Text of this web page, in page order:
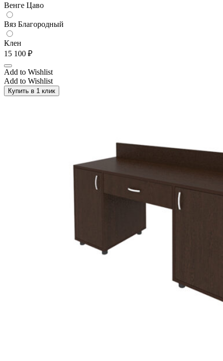
Венге Цаво
Вяз Благородный
Клен
15 100 ₽
Add to Wishlist
Add to Wishlist
Купить в 1 клик